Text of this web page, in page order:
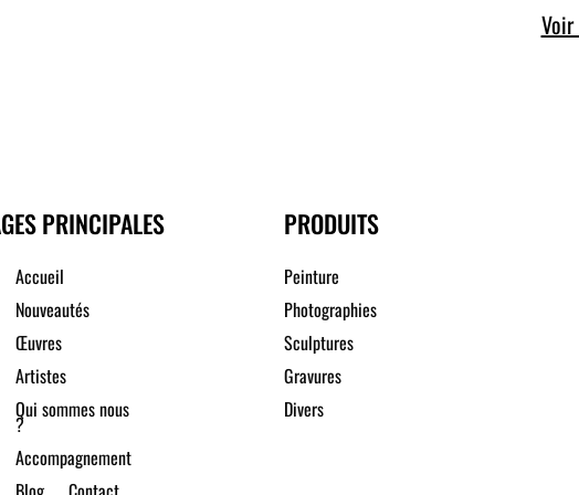
PRINCIPALES
Accueil
Nouveautés
Œuvres
Artistes
Qui sommes nous
?
Accompagnement
PRODUITS
Peinture
Photographies
Sculptures
Gravures
Divers